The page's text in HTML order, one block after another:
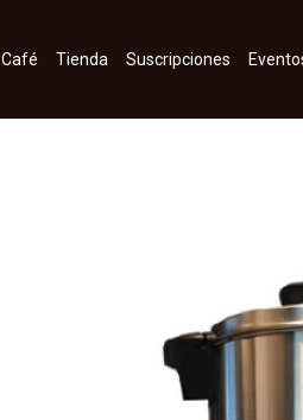
Café Tienda Suscripciones